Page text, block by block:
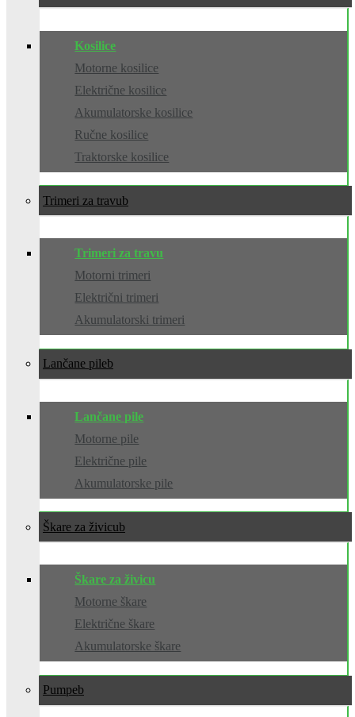
Kosilice
Motorne kosilice
Električne kosilice
Akumulatorske kosilice
Ručne kosilice
Traktorske kosilice
Trimeri za travu
Trimeri za travu
Motorni trimeri
Električni trimeri
Akumulatorski trimeri
Lančane pile
Lančane pile
Motorne pile
Električne pile
Akumulatorske pile
Škare za živicu
Škare za živicu
Motorne škare
Električne škare
Akumulatorske škare
Pumpe